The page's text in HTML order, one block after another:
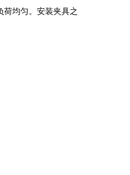
均匀。安装夹具之